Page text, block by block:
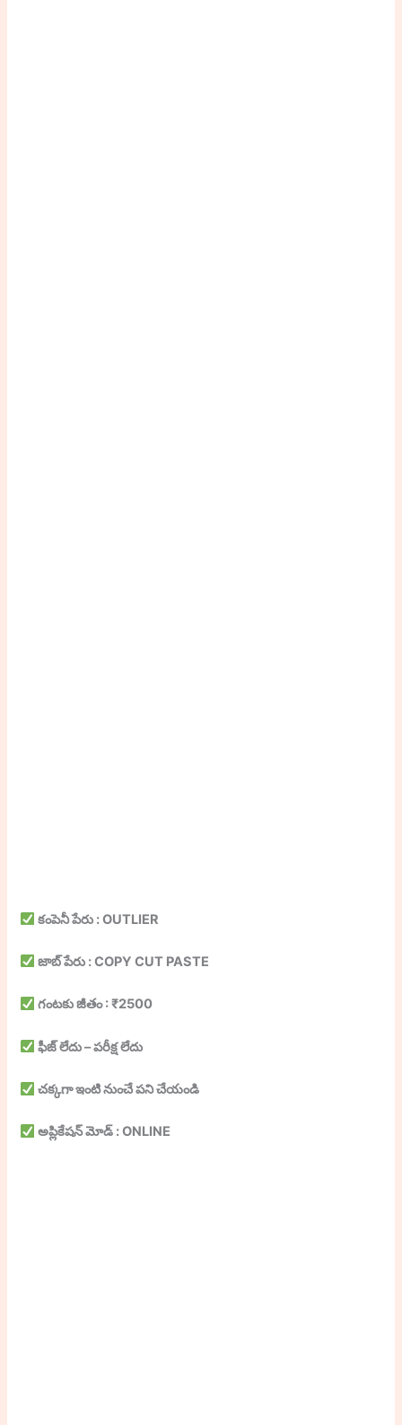
కంపెనీ పేరు : OUTLIER
జాబ్ పేరు : COPY CUT PASTE
గంటకు జీతం : ₹2500
ఫీజ్ లేదు – పరీక్ష లేదు
చక్కగా ఇంటి నుంచే పని చేయండి
అప్లికేషన్ మోడ్ : ONLINE